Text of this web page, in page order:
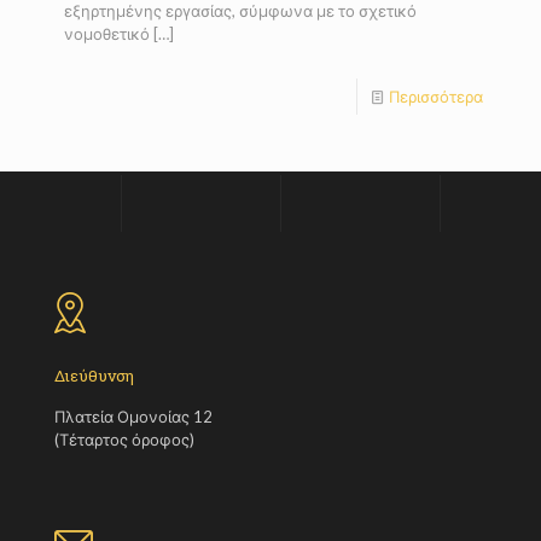
εξηρτημένης εργασίας, σύμφωνα με το σχετικό
νομοθετικό […]
Περισσότερα
Διεύθυνση
Πλατεία Ομονοίας 12
(Τέταρτος όροφος)